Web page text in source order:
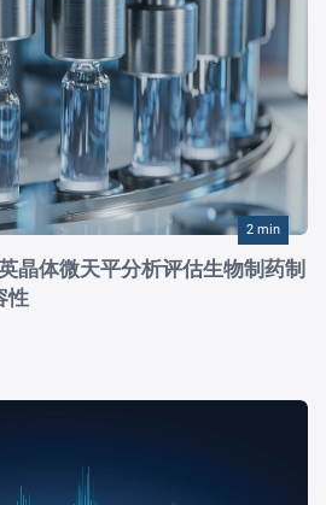
2 min
晶体微天平分析评估生物制药制
性